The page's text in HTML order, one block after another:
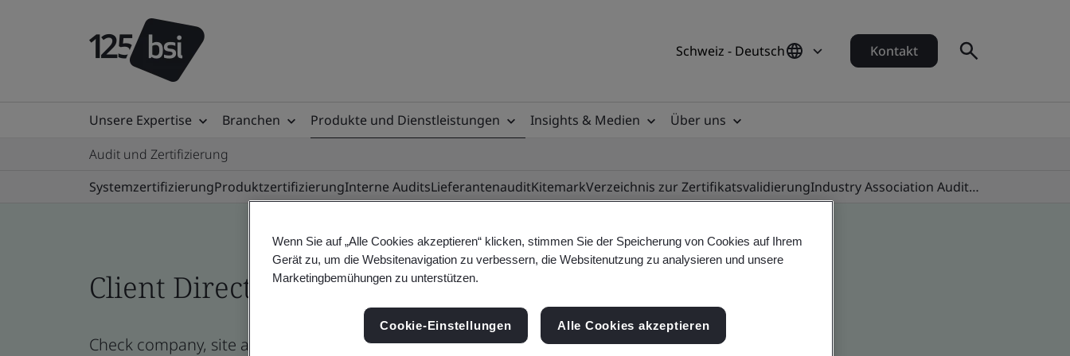
Schweiz - Deutsch Kontakt
Unsere Expertise Branchen Produkte und Dienstleistungen Insights & Medien
Über uns
Audit und Zertifizierung
SystemzertifizierungProduktzertifizierungInterne AuditsLieferantenauditKitemarkVerzeichnis zur Zertifikatsvalidierung Industry Association Audit Programmes
Client Directory profile
Check company, site and product certificates - Validation and Verification, Swiss and global companies
Wenn Sie auf „Alle Cookies akzeptieren“ klicken, stimmen Sie der Speicherung von Cookies auf Ihrem
Gerät zu, um die Websitenavigation zu verbessern, die Websitenutzung zu analysieren und unsere
Marketingbemühungen zu unterstützen.
Cookie-Einstellungen Alle Cookies akzeptieren